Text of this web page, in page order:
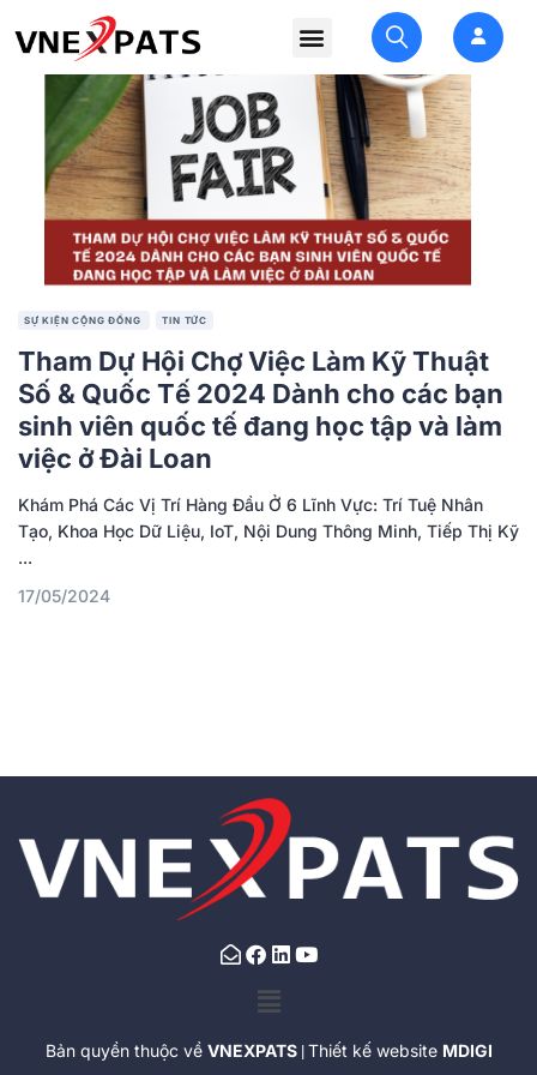
SỰ KIỆN CỘNG ĐỒNG TIN TỨC
Tham Dự Hội Chợ Việc Làm Kỹ Thuật
Số & Quốc Tế 2024 Dành cho các bạn
sinh viên quốc tế đang học tập và làm
việc ở Đài Loan
Khám Phá Các Vị Trí Hàng Đầu Ở 6 Lĩnh Vực: Trí Tuệ Nhân
Tạo, Khoa Học Dữ Liệu, IoT, Nội Dung Thông Minh, Tiếp Thị Kỹ
...
17/05/2024
Bản quyền thuộc về VNEXPATS |Thiết kế website MDIGI